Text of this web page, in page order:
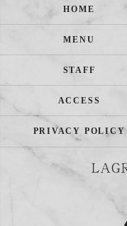
HOME
MENU
STAFF
ACCESS
PRIVACY POLICY